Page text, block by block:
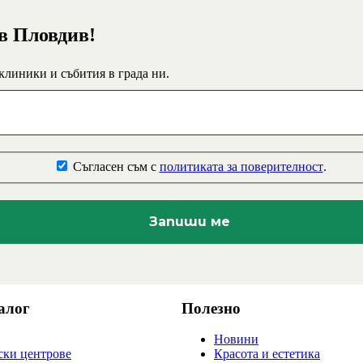
Пловдив!
и събития в града ни.
Съгласен съм с политиката за поверителност.
центрове
Полезно
Новини
Красота и естетика